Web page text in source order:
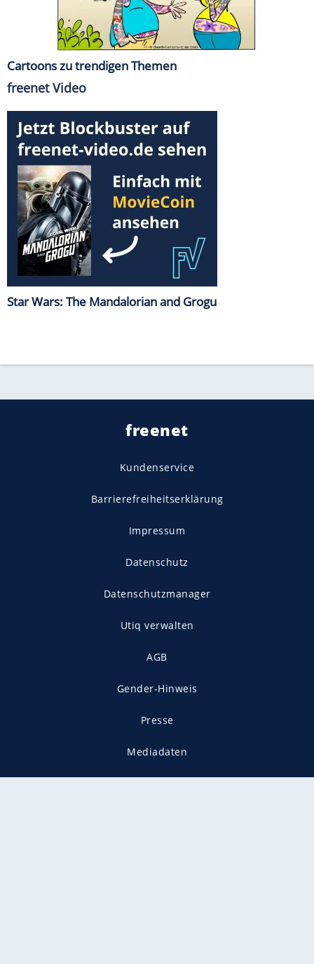
Cartoons zu trendigen Themen
freenet Video
Star Wars: The Mandalorian and Grogu
freenet
Kundenservice
Barrierefreiheitserklärung
Impressum
Datenschutz
Datenschutzmanager
Utiq verwalten
AGB
Gender-Hinweis
Presse
Mediadaten